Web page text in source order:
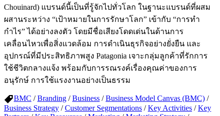
Chouinard) แบรนด์นี้เป็นที่รู้จักไปทั่วโลก ในฐานะแบรนด์ที่ผสม
ผสานระหว่าง “เป้าหมายในการรักษาโลก” เข้ากับ “การทำ
กำไร” ได้อย่างลงตัว โดยมีชื่อเสียงโดดเด่นในด้านการ
เคลื่อนไหวเพื่อสิ่งแวดล้อม การดำเนินธุรกิจอย่างยั่งยืน และ
อุปกรณ์ที่มีประสิทธิภาพสูง Patagonia เจาะกลุ่มลูกค้าที่รักการ
ใช้ชีวิตกลางแจ้ง พร้อมกับการรณรงค์เรื่องคุณค่าของการ
อนุรักษ์ การใช้แรงงานอย่างเป็นธรรม
BMC /Branding /Business /Business Model Canvas (BMC) /
Business Strategy /Customer Segmentations /Key Activities /Key